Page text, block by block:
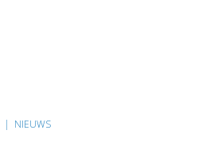
| NIEUWS